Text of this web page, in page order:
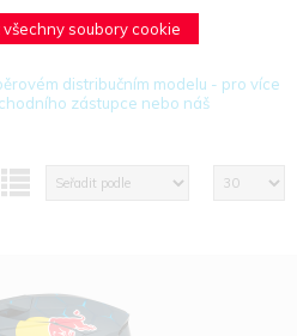
všechny soubory cookie
a nadaci Wings for Life, čímž
ve světě motorsportu.
distribučním modelu - pro více
zástupce nebo náš